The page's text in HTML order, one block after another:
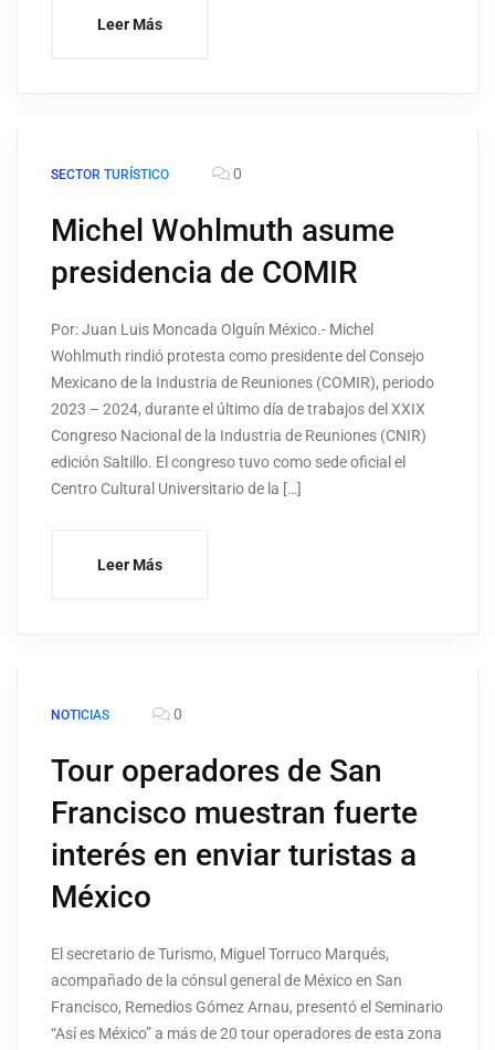
Leer Más
SECTOR TURÍSTICO 0
Michel Wohlmuth asume
presidencia de COMIR
Por: Juan Luis Moncada Olguín México.- Michel
Wohlmuth rindió protesta como presidente del Consejo
Mexicano de la Industria de Reuniones (COMIR), periodo
2023 – 2024, durante el último día de trabajos del XXIX
Congreso Nacional de la Industria de Reuniones (CNIR)
edición Saltillo. El congreso tuvo como sede oficial el
Centro Cultural Universitario de la […]
Leer Más
NOTICIAS 0
Tour operadores de San
Francisco muestran fuerte
interés en enviar turistas a
México
El secretario de Turismo, Miguel Torruco Marqués,
acompañado de la cónsul general de México en San
Francisco, Remedios Gómez Arnau, presentó el Seminario
“Así es México” a más de 20 tour operadores de esta zona